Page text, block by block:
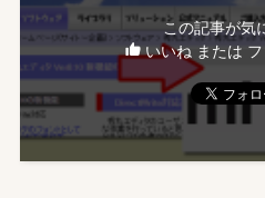
この記事が気
いいね または フ